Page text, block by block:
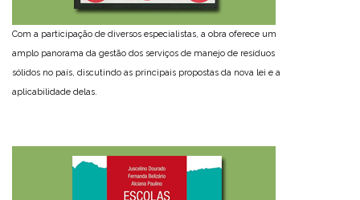
Com a participação de diversos especialistas, a obra oferece um
amplo panorama da gestão dos serviços de manejo de resíduos
sólidos no país, discutindo as principais propostas da nova lei e a
aplicabilidade delas.